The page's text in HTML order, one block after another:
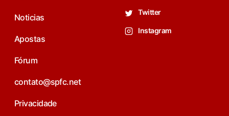
Noticias
Apostas
Fórum
contato@spfc.net
Privacidade
Twitter
Instagram